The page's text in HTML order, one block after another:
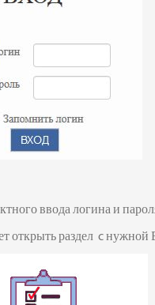
ввода логина и
открыть раздел c